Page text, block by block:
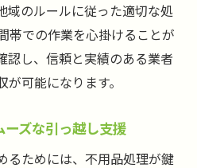
域のルールに従った適切な処
帯での作業を心掛けることが
認し、信頼と実績のある業者
可能になります。
ズな引っ越し支援
るためには、不用品処理が鍵